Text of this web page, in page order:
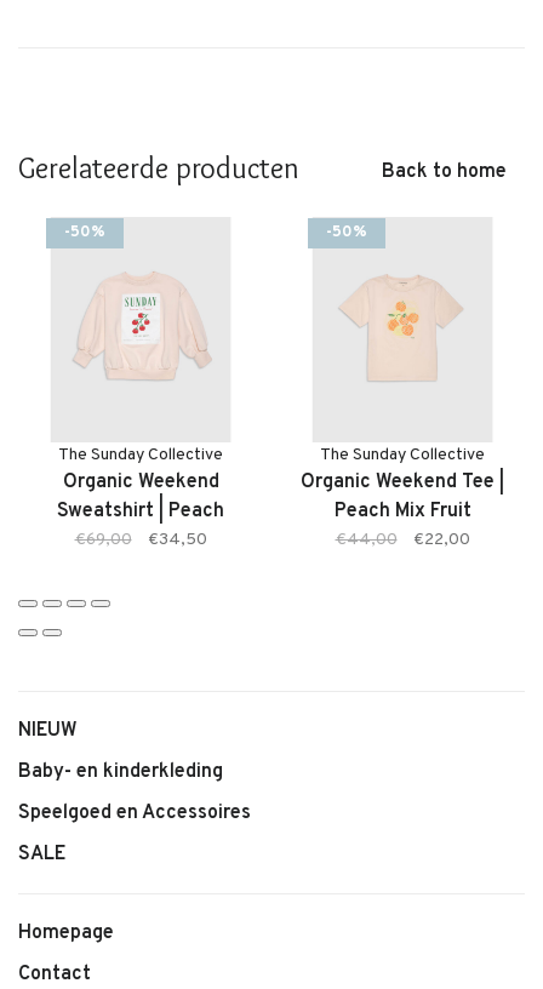
De Pink Plaid print geeft de short een frisse en zomerse
uitstraling en maakt hem eenvoudig te combineren met een T-
shirt, top of sweater uit de The Sunday Collective collectie.
• Kinder short van The Sunday Collective
• Pink Plaid print
• Subtiele ruffle details
• Ideaal voor warme dagen en dagelijks gebruik
Was- en onderhoudsadvies:
• Wassen op maximaal 30 graden met gelijke kleuren
• Drogen op lage temperatuur of aan de lucht
Gerelateerde producten Back to home
-50%
The Sunday Collective
Organic Weekend
Sweatshirt | Peach
€69,00 €34,50
-50%
The Sunday Collective
Organic Weekend Tee |
Peach Mix Fruit
€44,00 €22,00
NIEUW
Baby- en kinderkleding
Speelgoed en Accessoires
SALE
Homepage
Contact